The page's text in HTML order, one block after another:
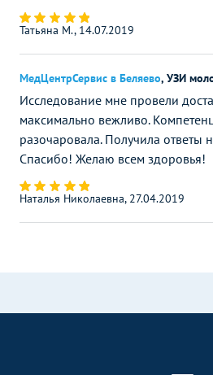
Татьяна М., 14.07.2019
МедЦентрСервис в Беляево, УЗИ
Исследование мне провели
максимально вежливо.
разочаровала. Получила ответы
Спасибо! Желаю всем здоровья!
Наталья Николаевна, 27.04.2019